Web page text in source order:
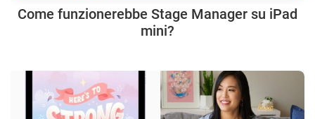
Come funzionerebbe Stage Manager su iPad
mini?